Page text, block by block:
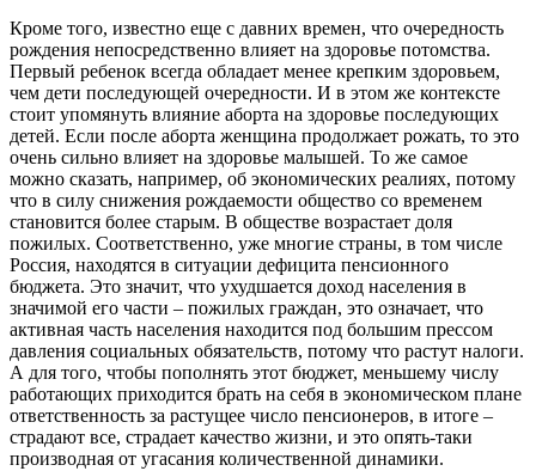
Кроме того, известно еще с давних времен, что очередность
рождения непосредственно влияет на здоровье потомства.
Первый ребенок всегда обладает менее крепким здоровьем,
чем дети последующей очередности. И в этом же контексте
стоит упомянуть влияние аборта на здоровье последующих
детей. Если после аборта женщина продолжает рожать, то это
очень сильно влияет на здоровье малышей. То же самое
можно сказать, например, об экономических реалиях, потому
что в силу снижения рождаемости общество со временем
становится более старым. В обществе возрастает доля
пожилых. Соответственно, уже многие страны, в том числе
Россия, находятся в ситуации дефицита пенсионного
бюджета. Это значит, что ухудшается доход населения в
значимой его части – пожилых граждан, это означает, что
активная часть населения находится под большим прессом
давления социальных обязательств, потому что растут налоги.
А для того, чтобы пополнять этот бюджет, меньшему числу
работающих приходится брать на себя в экономическом плане
ответственность за растущее число пенсионеров, в итоге –
страдают все, страдает качество жизни, и это опять-таки
производная от угасания количественной динамики.